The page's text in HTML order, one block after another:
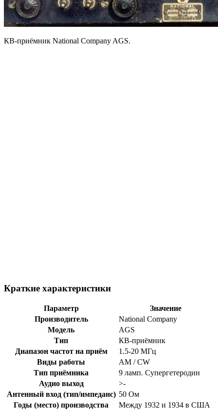
КВ-приёмник National Company AGS.
Краткие характеристики
Параметр
Значение
Производитель
National Company
Модель
AGS
Тип
КВ-приёмник
Диапазон частот на приём
1.5-20 МГц
Виды работы
AM / CW
Тип приёмника
9 ламп. Супергетеродин
Аудио выход
>-
Антенный вход (тип/импеданс) 50 Ом
Годы (место) производства
Между 1932 и 1934 в США